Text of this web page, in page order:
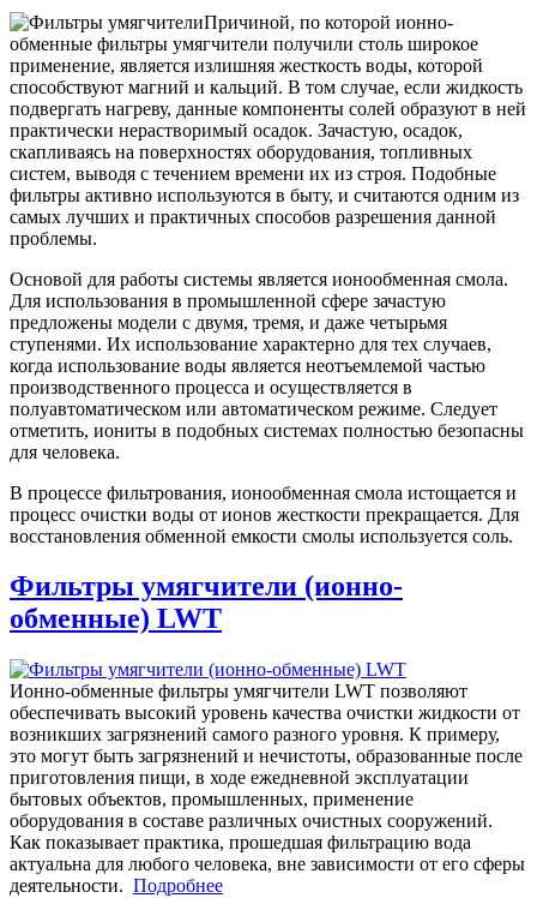
Причиной, по которой ионно-
обменные фильтры умягчители получили столь широкое
применение, является излишняя жесткость воды, которой
способствуют магний и кальций. В том случае, если жидкость
подвергать нагреву, данные компоненты солей образуют в ней
практически нерастворимый осадок. Зачастую, осадок,
скапливаясь на поверхностях оборудования, топливных
систем, выводя с течением времени их из строя. Подобные
фильтры активно используются в быту, и считаются одним из
самых лучших и практичных способов разрешения данной
проблемы.
Основой для работы системы является ионообменная смола.
Для использования в промышленной сфере зачастую
предложены модели с двумя, тремя, и даже четырьмя
ступенями. Их использование характерно для тех случаев,
когда использование воды является неотъемлемой частью
производственного процесса и осуществляется в
полуавтоматическом или автоматическом режиме. Следует
отметить, иониты в подобных системах полностью безопасны
для человека.
В процессе фильтрования, ионообменная смола истощается и
процесс очистки воды от ионов жесткости прекращается. Для
восстановления обменной емкости смолы используется соль.
Фильтры умягчители (ионно-
обменные) LWT
Ионно-обменные фильтры умягчители LWT позволяют
обеспечивать высокий уровень качества очистки жидкости от
возникших загрязнений самого разного уровня. К примеру,
это могут быть загрязнений и нечистоты, образованные после
приготовления пищи, в ходе ежедневной эксплуатации
бытовых объектов, промышленных, применение
оборудования в составе различных очистных сооружений.
Как показывает практика, прошедшая фильтрацию вода
актуальна для любого человека, вне зависимости от его сферы
деятельности. Подробнее